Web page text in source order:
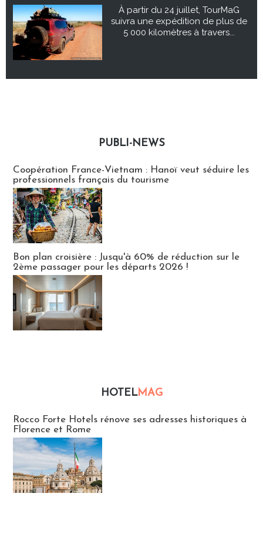
À partir du 24 juillet, TourMaG
suivra une expédition de plus de
5 000 kilomètres à travers...
PUBLI-NEWS
Coopération France-Vietnam : Hanoï veut séduire les
professionnels français du tourisme
Bon plan croisière : Jusqu'à 60% de réduction sur le
2ème passager pour les départs 2026 !
HOTELMAG
Rocco Forte Hotels rénove ses adresses historiques à
Florence et Rome